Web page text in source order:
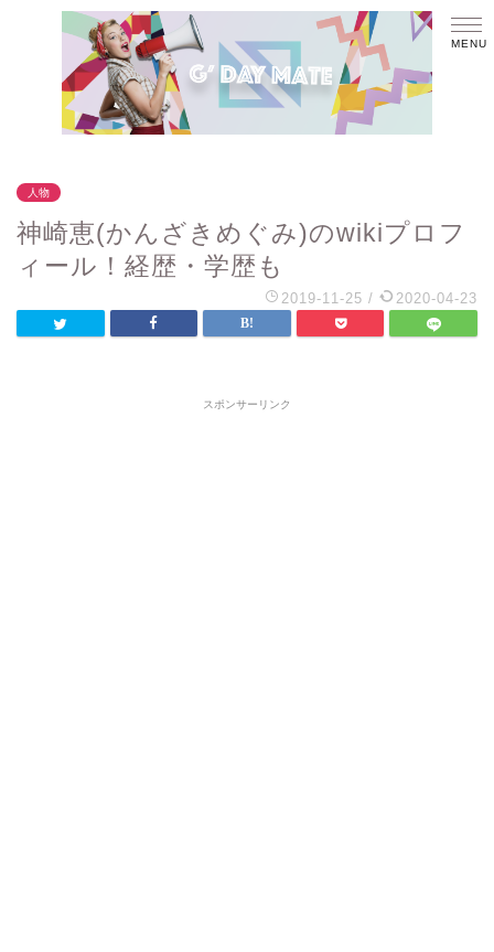
人物
神崎恵(かんざきめぐみ)のwikiプロフ
ィール！経歴・学歴も
2019-11-25 / 2020-04-23
スポンサーリンク